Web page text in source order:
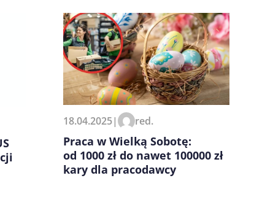
18.04.2025| red.
Praca w Wielką Sobotę:
od 1000 zł do nawet 100000 zł
kary dla pracodawcy